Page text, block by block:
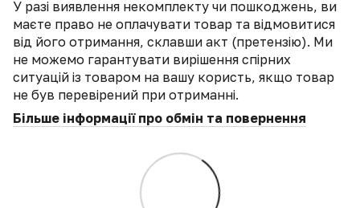
У разі виявлення некомплекту чи пошкоджень, ви
маєте право не оплачувати товар та відмовитися
від його отримання, склавши акт (претензію). Ми
не можемо гарантувати вирішення спірних
ситуацій із товаром на вашу користь, якщо товар
не був перевірений при отриманні.
Більше інформації про обмін та повернення